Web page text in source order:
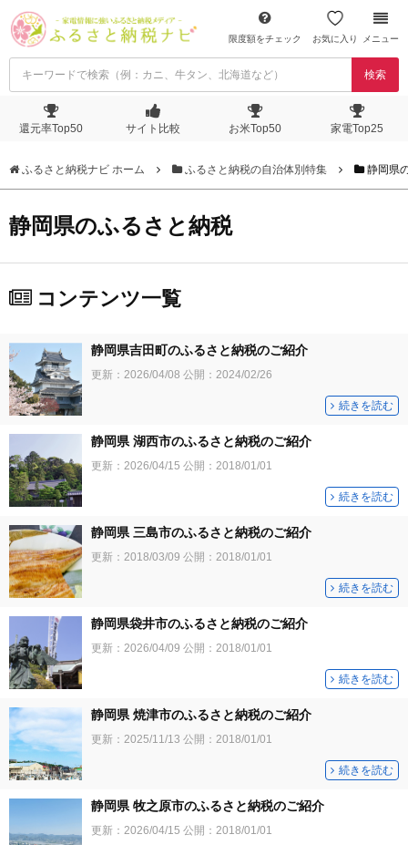
限度額をチェック お気に入り メニュー
検索
還元率Top50 サイト比較 お米Top50 家電Top25
ふるさと納税ナビ ホーム ふるさと納税の自治体別特集 静岡県
静岡県のふるさと納税
コンテンツ一覧
静岡県吉田町のふるさと納税のご紹介
更新： 2026/04/08 公開： 2024/02/26
続きを読む
静岡県 湖西市のふるさと納税のご紹介
更新： 2026/04/15 公開： 2018/01/01
続きを読む
静岡県 三島市のふるさと納税のご紹介
更新： 2018/03/09 公開： 2018/01/01
続きを読む
静岡県袋井市のふるさと納税のご紹介
更新： 2026/04/09 公開： 2018/01/01
続きを読む
静岡県 焼津市のふるさと納税のご紹介
更新： 2025/11/13 公開： 2018/01/01
続きを読む
静岡県 牧之原市のふるさと納税のご紹介
更新： 2026/04/15 公開： 2018/01/01